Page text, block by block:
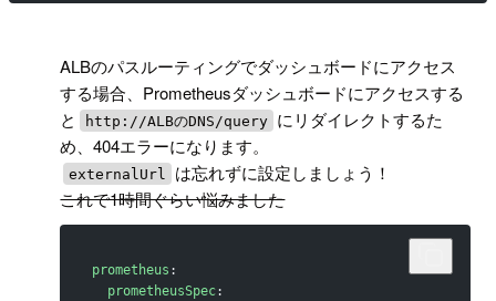
ALBのパスルーティングでダッシュボードにアクセス
する場合、Prometheusダッシュボードにアクセスする
と
http://ALBのDNS/query にリダイレクトするた
め、404エラーになります。
externalUrl
は忘れずに設定しましょう！
これで1時間ぐらい悩みました
prometheus :
  prometheusSpec
: